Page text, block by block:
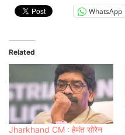
WhatsApp
Related
Jharkhand CM : हेमंत सोरेन